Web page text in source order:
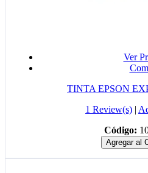
Ver
TINTA EPSON
1 Review(s) |
Código:
Agregar al